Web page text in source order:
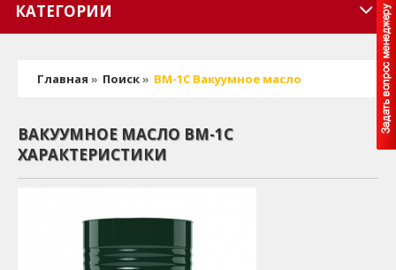
КАТЕГОРИИ
Главная » Поиск» ВМ-1С Вакуумное масло
ВАКУУМНОЕ МАСЛО ВМ-1С
ХАРАКТЕРИСТИКИ